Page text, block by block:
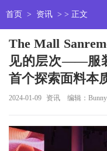
首页 > 资讯 > > 正文
The Mall
见的层次——服
首个探索面料本
2024-01-09 资讯 编辑：Bunny